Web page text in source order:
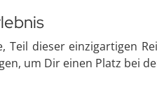
Teil dieser einzigartigen
um Dir einen Platz bei